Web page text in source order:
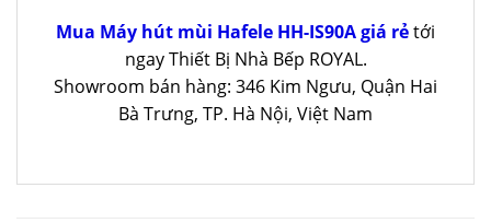
Mua Máy hút mùi Hafele HH-IS90A giá rẻtới
ngay Thiết Bị Nhà Bếp ROYAL.
Showroom bán hàng: 346 Kim Ngưu, Quận Hai
Bà Trưng, TP. Hà Nội, Việt Nam